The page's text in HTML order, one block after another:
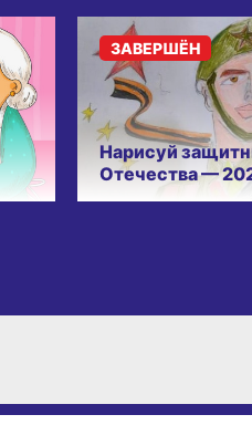
Нарисуй
Отечества —
ЗАВЕРШЁН